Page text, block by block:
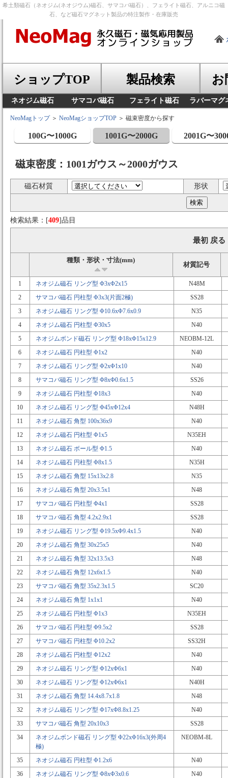
希土類磁石（ネオジム(ネオジウム)磁石、サマコバ磁石）、フェライト磁石、アルニコ磁
石、など磁石マグネット製品の特注製作・在庫販売
ショップTOP 製品検索 お
ネオジム磁石 サマコバ磁石 フェライト磁石 ラバーマグ
NeoMagトップ＞ NeoMagショップTOP ＞ 磁束密度から探す
100G〜1000G 1001G〜2000G 2001G〜
磁束密度：1001ガウス～2000ガウス
磁石材質 形状
検索結果：[409]品目
最初 戻
種類・形状・寸法(mm)
材質記号
1 ネオジム磁石 リング型 Φ3xΦ2x15
N48M
2
サマコバ磁石 円柱型 Φ3x3(片面2極)
SS28
3
ネオジム磁石 リング型 Φ10.6xΦ7.6x0.9
N35
4
ネオジム磁石 円柱型 Φ30x5
N40
5
ネオジムボンド磁石 リング型 Φ18xΦ15x12.9
NEOBM-12L
6
ネオジム磁石 円柱型 Φ1x2
N40
7
ネオジム磁石 リング型 Φ2xΦ1x10
N40
8
サマコバ磁石 リング型 Φ8xΦ0.6x1.5
SS26
9
ネオジム磁石 円柱型 Φ18x3
N40
10
ネオジム磁石 リング型 Φ45xΦ12x4
N48H
11
ネオジム磁石 角型 100x36x9
N40
12
ネオジム磁石 円柱型 Φ1x5
N35EH
13
ネオジム磁石 ボール型 Φ1.5
N40
14
ネオジム磁石 円柱型 Φ8x1.5
N35H
15
ネオジム磁石 角型 15x13x2.8
N35
16
ネオジム磁石 角型 20x3.5x1
N48
17
サマコバ磁石 円柱型 Φ4x1
SS28
18
サマコバ磁石 角型 4.2x2.9x1
SS28
19
ネオジム磁石 リング型 Φ19.5xΦ9.4x1.5
N40
20
ネオジム磁石 角型 30x25x5
N40
21
ネオジム磁石 角型 32x13.5x3
N48
22
ネオジム磁石 角型 12x6x1.5
N40
23
サマコバ磁石 角型 35x2.3x1.5
SC20
24
ネオジム磁石 角型 1x1x1
N40
25
ネオジム磁石 円柱型 Φ1x3
N35EH
26
サマコバ磁石 円柱型 Φ9.5x2
SS28
27
サマコバ磁石 円柱型 Φ10.2x2
SS32H
28
ネオジム磁石 円柱型 Φ12x2
N40
29
ネオジム磁石 リング型 Φ12xΦ6x1
N40
30
ネオジム磁石 リング型 Φ12xΦ6x1
N40H
31
ネオジム磁石 角型 14.4x8.7x1.8
N48
32
ネオジム磁石 リング型 Φ17xΦ8.8x1.25
N40
33
サマコバ磁石 角型 20x10x3
SS28
34
ネオジムボンド磁石 リング型 Φ22xΦ16x3(外周4
極)
NEOBM-8L
35 ネオジム磁石 円柱型 Φ1.2x6
N40
36
ネオジム磁石 リング型 Φ8xΦ3x0.6
N40